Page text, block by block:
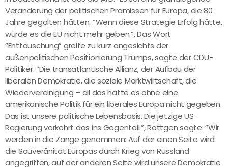
Veränderung der politischen Prämissen für Europa, die 80
Jahre gegolten hätten. “Wenn diese Strategie Erfolg hätte,
würde es die EU nicht mehr geben.”, Das Wort
“Enttäuschung” greife zu kurz angesichts der
außenpolitischen Positionierung Trumps, sagte der CDU-
Politiker. “Die transatlantische Allianz, der Aufbau der
liberalen Demokratie, die soziale Marktwirtschaft, die
Wiedervereinigung – all das hätte es ohne eine
amerikanische Politik für ein liberales Europa nicht gegeben.
Das ist unsere politische Lebensbasis. Die jetzige US-
Regierung verkehrt das ins Gegenteil.”, Röttgen sagte: “Wir
werden in die Zange genommen: Auf der einen Seite wird
die Souveränität Europas durch Krieg von Russland
angegriffen, auf der anderen Seite wird unsere Demokratie